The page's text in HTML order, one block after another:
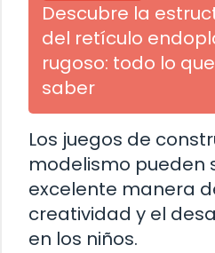
Descubre la
del retículo
rugoso: todo lo
saber
Los juegos de
modelismo pueden
excelente manera
creatividad y el
en los niños.